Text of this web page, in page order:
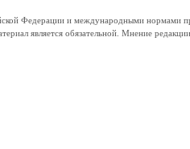
Федерации и международными нормами
является обязательной. Мнение